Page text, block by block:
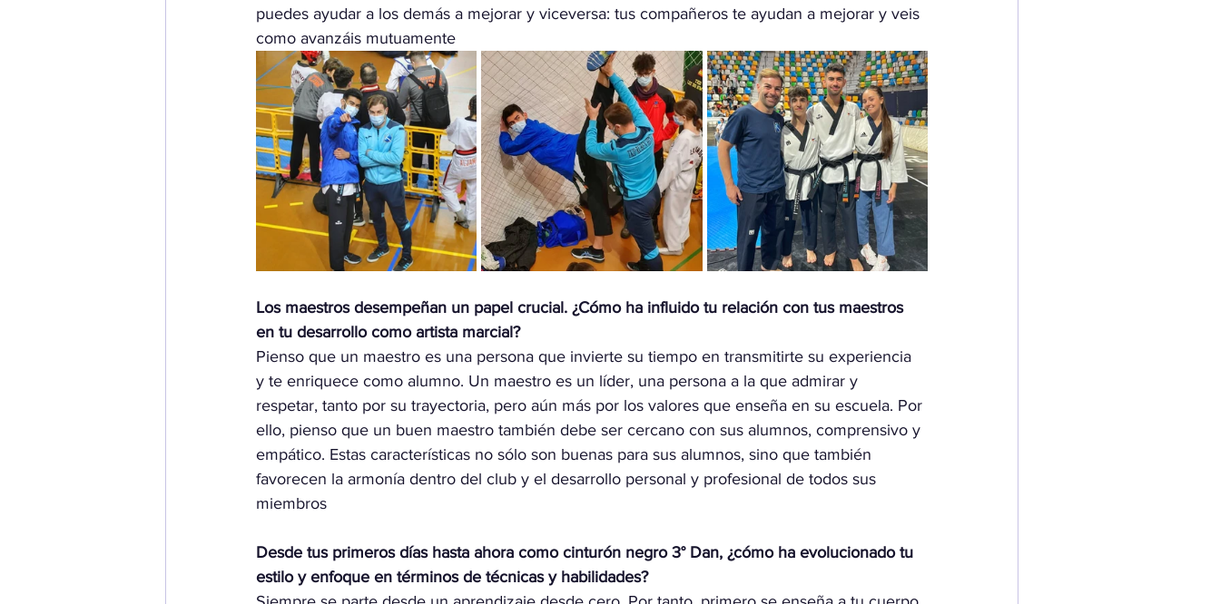
puedes ayudar a los demás a mejorar y viceversa: tus compañeros te ayudan a mejorar y veis
como avanzáis mutuamente
Los maestros desempeñan un papel crucial. ¿Cómo ha influido tu relación con tus maestros
en tu desarrollo como artista marcial?
Pienso que un maestro es una persona que invierte su tiempo en transmitirte su experiencia
y te enriquece como alumno. Un maestro es un líder, una persona a la que admirar y
respetar, tanto por su trayectoria, pero aún más por los valores que enseña en su escuela. Por
ello, pienso que un buen maestro también debe ser cercano con sus alumnos, comprensivo y
empático. Estas características no sólo son buenas para sus alumnos, sino que también
favorecen la armonía dentro del club y el desarrollo personal y profesional de todos sus
miembros
Desde tus primeros días hasta ahora como cinturón negro 3° Dan, ¿cómo ha evolucionado tu
estilo y enfoque en términos de técnicas y habilidades?